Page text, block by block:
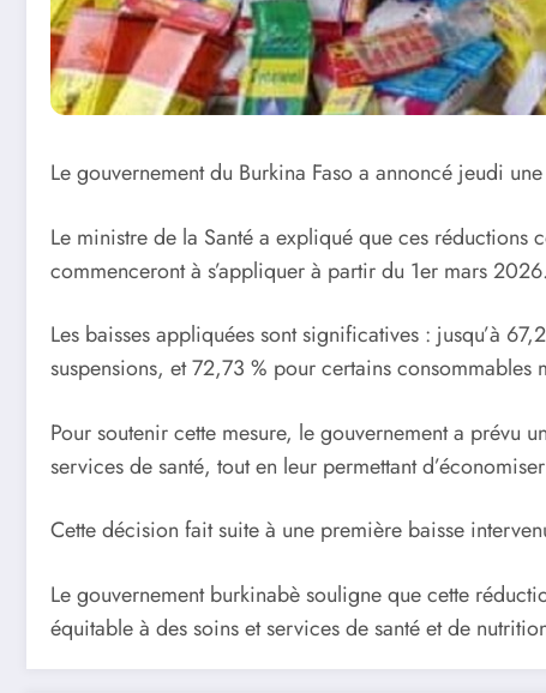
Le gouvernement du Burkina Faso a annoncé jeudi
Le ministre de la Santé a expliqué que ces réductions
commenceront à s’appliquer à partir du 1er mars 2026.
Les baisses appliquées sont significatives : jusqu’à
suspensions, et 72,73 % pour certains consommables
Pour soutenir cette mesure, le gouvernement a prévu
services de santé, tout en leur permettant
Cette décision fait suite à une première baisse
Le gouvernement burkinabè souligne que cette
équitable à des soins et services de santé et de